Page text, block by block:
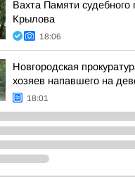
Вахта Памяти судебного
Крылова
18:06
Новгородская
хозяев напавшего на
18:01